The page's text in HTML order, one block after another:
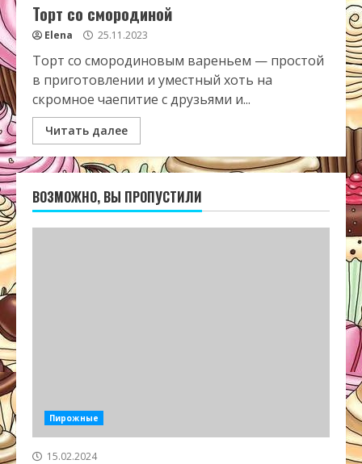
Торт со смородиной
Elena 25.11.2023
Торт со смородиновым вареньем — простой
в приготовлении и уместный хоть на
скромное чаепитие с друзьями и...
Читать далее
ВОЗМОЖНО, ВЫ ПРОПУСТИЛИ
Пирожные
15.02.2024